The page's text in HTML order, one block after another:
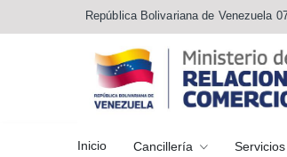
República Bolivariana de Venezuela
Inicio Cancillería Servicios